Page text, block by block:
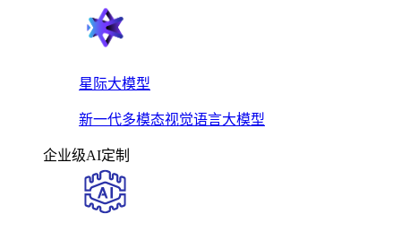
星际大模型
新一代多模态视觉语言大模型
企业级AI定制